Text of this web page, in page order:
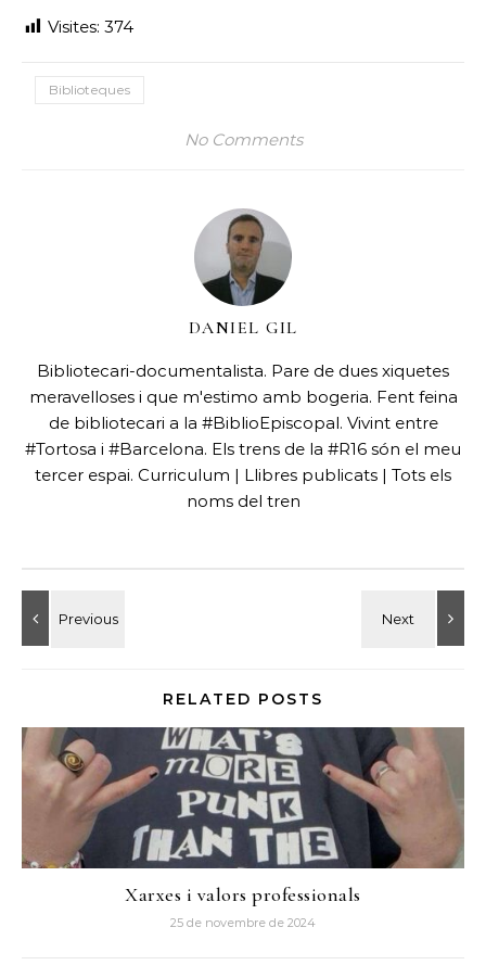
Visites: 374
Biblioteques
No Comments
DANIEL GIL
Bibliotecari-documentalista. Pare de dues xiquetes
meravelloses i que m'estimo amb bogeria. Fent feina
de bibliotecari a la #BiblioEpiscopal. Vivint entre
#Tortosa i #Barcelona. Els trens de la #R16 són el meu
tercer espai. Curriculum | Llibres publicats | Tots els
noms del tren
RELATED POSTS
Xarxes i valors professionals
25 de novembre de 2024